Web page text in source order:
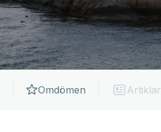
Omdömen Artiklar